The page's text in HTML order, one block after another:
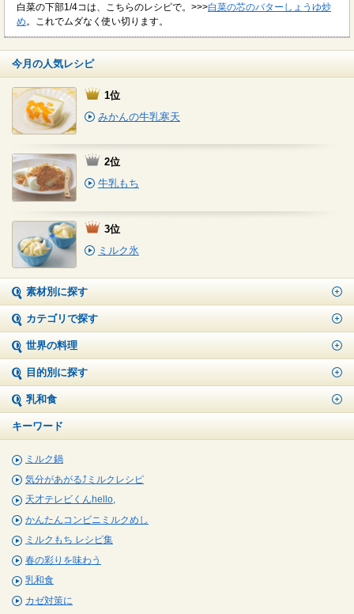
白菜の下部1/4コは、こちらのレシピで。>>>白菜の芯のバターしょうゆ炒
め。これでムダなく使い切ります。
今月の人気レシピ
1位
みかんの牛乳寒天
2位
牛乳もち
3位
ミルク氷
素材別に探す
カテゴリで探す
世界の料理
目的別に探す
乳和食
キーワード
ミルク鍋
気分があがる⤴ミルクレシピ
天才テレビくんhello,
かんたんコンビニミルクめし
ミルクもち レシピ集
春の彩りを味わう
乳和食
カゼ対策に